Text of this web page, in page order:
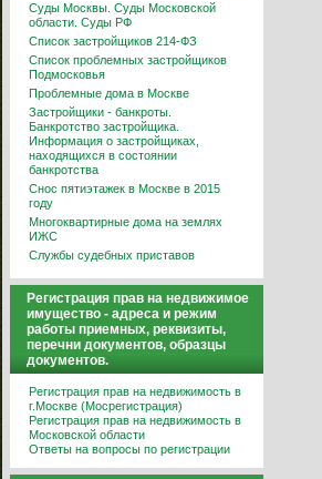
Суды Москвы. Суды Московской
области. Суды РФ
Список застройщиков 214-ФЗ
Список проблемных застройщиков
Подмосковья
Проблемные дома в Москве
Застройщики - банкроты.
Банкротство застройщика.
Информация о застройщиках,
находящихся в состоянии
банкротства
Снос пятиэтажек в Москве в 2015
году
Многоквартирные дома на землях
ИЖС
Службы судебных приставов
Регистрация прав на недвижимое
имущество - адреса и режим
работы приемных, реквизиты,
перечни документов, образцы
документов.
Регистрация прав на недвижимость в
г.Москве (Мосрегистрация)
Регистрация прав на недвижимость в
Московской области
Ответы на вопросы по регистрации